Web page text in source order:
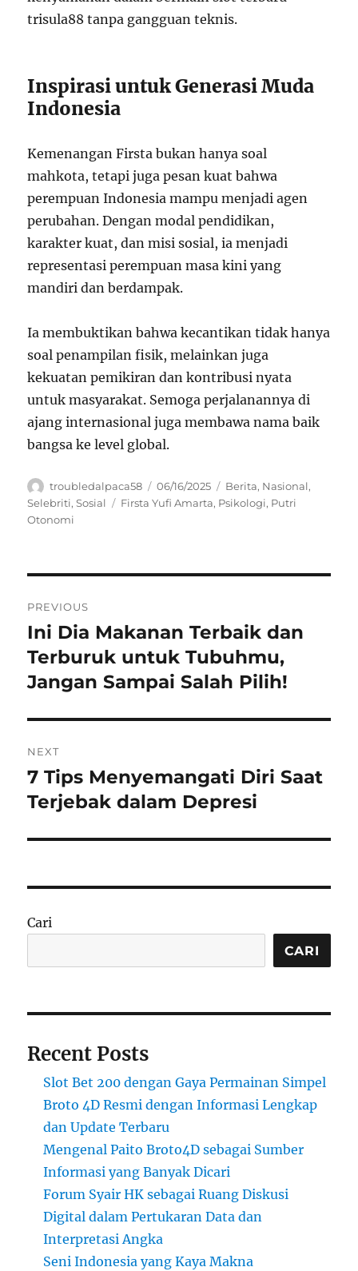
trisula88 tanpa gangguan teknis.
Inspirasi untuk Generasi Muda
Indonesia
Kemenangan Firsta bukan hanya soal
mahkota, tetapi juga pesan kuat bahwa
perempuan Indonesia mampu menjadi agen
perubahan. Dengan modal pendidikan,
karakter kuat, dan misi sosial, ia menjadi
representasi perempuan masa kini yang
mandiri dan berdampak.
Ia membuktikan bahwa kecantikan tidak hanya
soal penampilan fisik, melainkan juga
kekuatan pemikiran dan kontribusi nyata
untuk masyarakat. Semoga perjalanannya di
ajang internasional juga membawa nama baik
bangsa ke level global.
Author
troubledalpaca58
Posted
on
06/16/2025 Categories
Berita, Nasional,
Selebriti,Sosial Tags
Firsta Yufi Amarta, Psikologi, Putri
Otonomi
pos
PREVIOUS
Previous
post:
Ini Dia Makanan Terbaik dan
Terburuk untuk Tubuhmu,
Jangan Sampai Salah Pilih!
NEXT
Next
post:
7 Tips Menyemangati Diri Saat
Terjebak dalam Depresi
Cari
CARI
Recent Posts
Slot Bet 200 dengan Gaya Permainan Simpel
Broto 4D Resmi dengan Informasi Lengkap
dan Update Terbaru
Mengenal Paito Broto4D sebagai Sumber
Informasi yang Banyak Dicari
Forum Syair HK sebagai Ruang Diskusi
Digital dalam Pertukaran Data dan
Interpretasi Angka
Seni Indonesia yang Kaya Makna